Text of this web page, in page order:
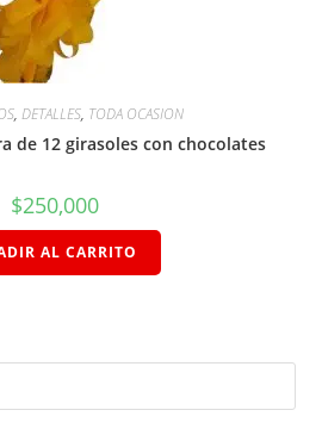
, DETALLES, TODA OCASION
de 12 girasoles con chocolates
$250,000
AL CARRITO